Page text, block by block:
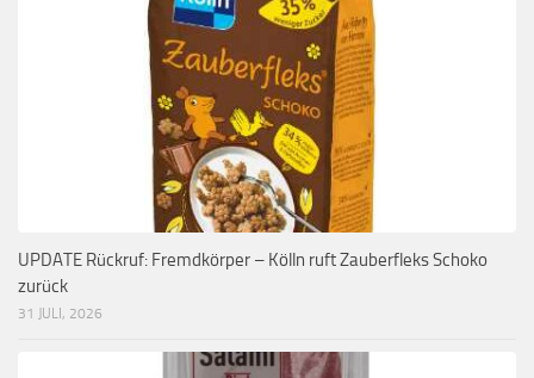
UPDATE Rückruf: Fremdkörper – Kölln ruft Zauberfleks Schoko
zurück
31 JULI, 2026